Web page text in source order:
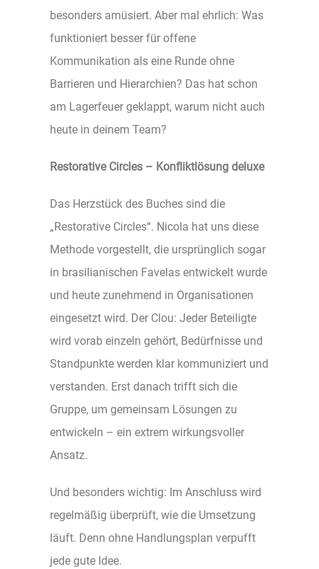
besonders amüsiert. Aber mal ehrlich: Was
funktioniert besser für offene
Kommunikation als eine Runde ohne
Barrieren und Hierarchien? Das hat schon
am Lagerfeuer geklappt, warum nicht auch
heute in deinem Team?
Restorative Circles – Konfliktlösung deluxe
Das Herzstück des Buches sind die
„Restorative Circles“. Nicola hat uns diese
Methode vorgestellt, die ursprünglich sogar
in brasilianischen Favelas entwickelt wurde
und heute zunehmend in Organisationen
eingesetzt wird. Der Clou: Jeder Beteiligte
wird vorab einzeln gehört, Bedürfnisse und
Standpunkte werden klar kommuniziert und
verstanden. Erst danach trifft sich die
Gruppe, um gemeinsam Lösungen zu
entwickeln – ein extrem wirkungsvoller
Ansatz.
Und besonders wichtig: Im Anschluss wird
regelmäßig überprüft, wie die Umsetzung
läuft. Denn ohne Handlungsplan verpufft
jede gute Idee.